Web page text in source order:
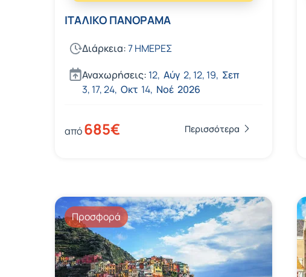
ΙΤΑΛΙΚΟ ΠΑΝΟΡΑΜΑ
Διάρκεια:7 ΗΜΕΡΕΣ
Αναχωρήσεις: 12, Αύγ 2, 12, 19, Σεπ
3, 17,24, Οκτ 14, Νοέ 2026
από685€ Περισσότερα
Προσφορά